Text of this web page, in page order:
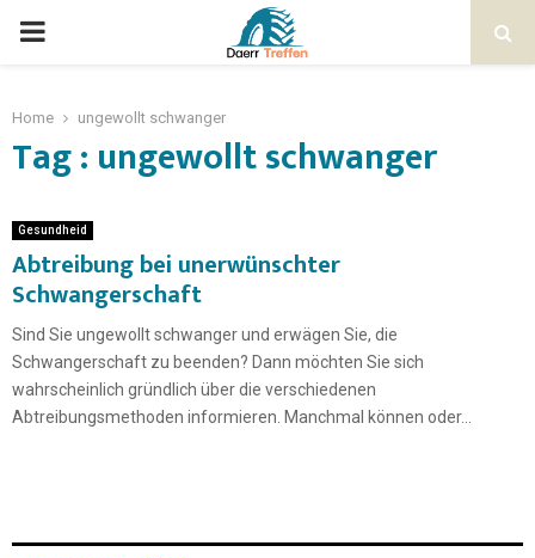
Home ungewollt schwanger
Tag : ungewollt schwanger
Gesundheid
Abtreibung bei unerwünschter
Schwangerschaft
Sind Sie ungewollt schwanger und erwägen Sie, die
Schwangerschaft zu beenden? Dann möchten Sie sich
wahrscheinlich gründlich über die verschiedenen
Abtreibungsmethoden informieren. Manchmal können oder...